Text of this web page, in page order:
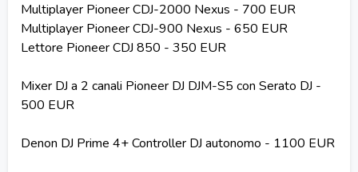
Multiplayer Pioneer CDJ-2000 Nexus - 700 EUR
Multiplayer Pioneer CDJ-900 Nexus - 650 EUR
Lettore Pioneer CDJ 850 - 350 EUR
Mixer DJ a 2 canali Pioneer DJ DJM-S5 con Serato DJ -
500 EUR
Denon DJ Prime 4+ Controller DJ autonomo - 1100 EUR